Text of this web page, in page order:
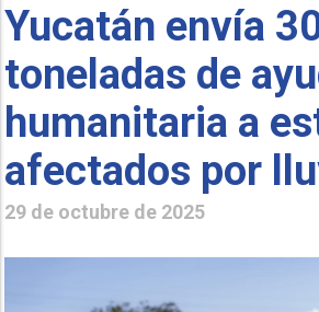
Yucatán envía
toneladas de
humanitaria a
afectados por
29 de octubre de 2025